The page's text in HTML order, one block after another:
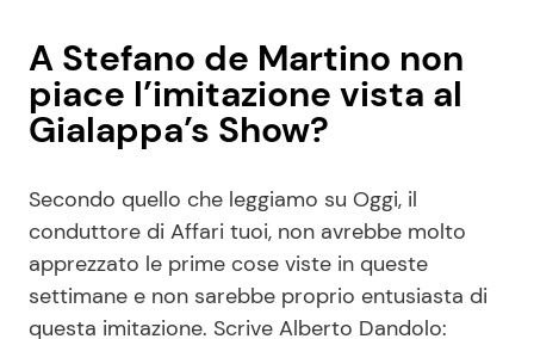
A Stefano de Martino non
piace l’imitazione vista al
Gialappa’s Show?
Secondo quello che leggiamo su Oggi, il
conduttore di Affari tuoi, non avrebbe molto
apprezzato le prime cose viste in queste
settimane e non sarebbe proprio entusiasta di
questa imitazione. Scrive Alberto Dandolo: